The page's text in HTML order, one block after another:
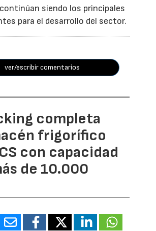
siendo los principales
para el desarrollo del sector.
ver/escribir comentarios
completa
frigorífico
con capacidad
de 10.000